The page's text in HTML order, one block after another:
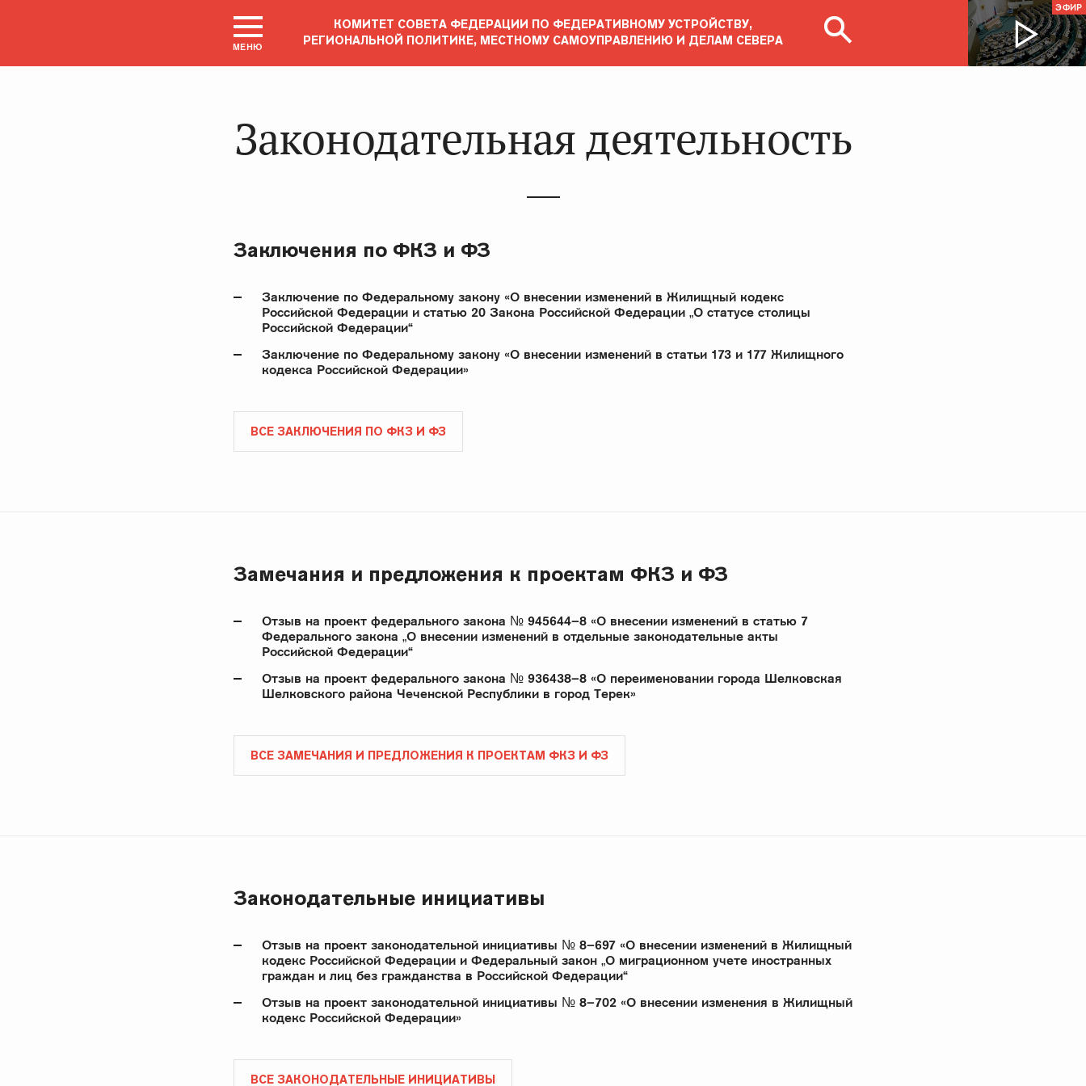
МЕНЮ
КОМИТЕТ СОВЕТА ФЕДЕРАЦИИ ПО ФЕДЕРАТИВНОМУ УСТРОЙСТВУ,
РЕГИОНАЛЬНОЙ ПОЛИТИКЕ, МЕСТНОМУ САМОУПРАВЛЕНИЮ И ДЕЛАМ СЕВЕРА
ЭФИР
Законодательная деятельность
Заключения по ФКЗ и ФЗ
Заключение по Федеральному закону «О внесении изменений в Жилищный кодекс
Российской Федерации и статью 20 Закона Российской Федерации „О статусе столицы
Российской Федерации“
Заключение по Федеральному закону «О внесении изменений в статьи 173 и 177 Жилищного
кодекса Российской Федерации»
ВСЕ ЗАКЛЮЧЕНИЯ ПО ФКЗ И ФЗ
Замечания и предложения к проектам ФКЗ и ФЗ
Отзыв на проект федерального закона № 945644–8 «О внесении изменений в статью 7
Федерального закона „О внесении изменений в отдельные законодательные акты
Российской Федерации“
Отзыв на проект федерального закона № 936438–8 «О переименовании города Шелковская
Шелковского района Чеченской Республики в город Терек»
ВСЕ ЗАМЕЧАНИЯ И ПРЕДЛОЖЕНИЯ К ПРОЕКТАМ ФКЗ И ФЗ
Законодательные инициативы
Отзыв на проект законодательной инициативы № 8–697 «О внесении изменений в Жилищный
кодекс Российской Федерации и Федеральный закон „О миграционном учете иностранных
граждан и лиц без гражданства в Российской Федерации“
Отзыв на проект законодательной инициативы № 8–702 «О внесении изменения в Жилищный
кодекс Российской Федерации»
ВСЕ ЗАКОНОДАТЕЛЬНЫЕ ИНИЦИАТИВЫ